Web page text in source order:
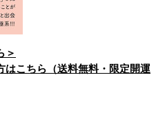
＞
はこちら（送料無料・限定開運